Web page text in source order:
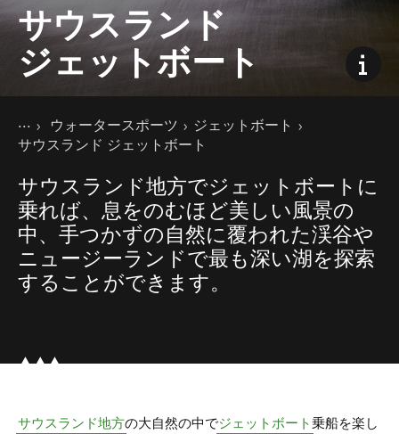
サウスランド
ジェットボート
現在のページ
ホーム
ニュージーランドの楽しみ方
ウォータースポーツ
ジェットボート
サウスランド ジェットボート
サウスランド地方でジェットボートに
乗れば、息をのむほど美しい風景の
中、手つかずの自然に覆われた渓谷や
ニュージーランドで最も深い湖を探索
することができます。
サウスランド地方の大自然の中でジェットボート乗船を楽し